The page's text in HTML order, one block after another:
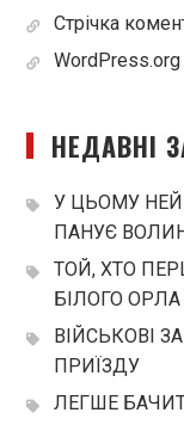
Стрічка
WordPress.org
НЕДАВНІ
У ЦЬОМУ
ПАНУЄ
ТОЙ, ХТО
БІЛОГО ОРЛА
ВІЙСЬКОВІ
ПРИЇЗДУ
ЛЕГШЕ